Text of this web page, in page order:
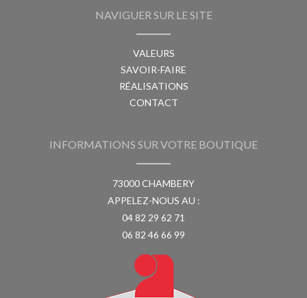
NAVIGUER SUR LE SITE
VALEURS
SAVOIR-FAIRE
RÉALISATIONS
CONTACT
INFORMATIONS SUR VOTRE BOUTIQUE
73000 CHAMBERY
APPELEZ-NOUS AU :
04 82 29 62 71
06 82 46 66 99